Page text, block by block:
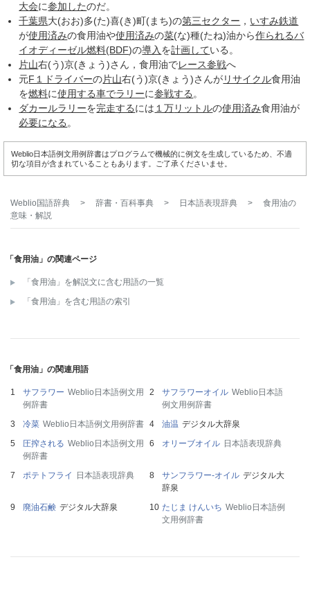
大会に参加したのだ。
千葉県大(おお)多(た)喜(き)町(まち)の第三セクター ， いすみ鉄道
が使用済みの食用油や使用済みの菜(な)種(たね)油から作られるバ
イオディーゼル燃料(BDF)の導入 を計画している。
片山右(う)京(きょう)さん，食用油でレース参戦へ
元F１ドライバーの片山右(う)京(きょう)さんがリサイクル食用油
を燃料に使用する車でラリーに参戦する 。
ダカールラリーを完走するには １万リットルの使用済み食用油が
必要になる 。
Weblio日本語例文用例辞書はプログラムで機械的に例文を生成しているため、不適
切な項目が含まれていることもあります。ご了承くださいませ。
Weblio国語辞典 > 辞書・百科事典 > 日本語表現辞典 > 食用油の
意味・解説
「食用油」の関連ページ
「食用油」を解説文に含む用語の一覧
「食用油」を含む用語の索引
「食用油」の関連用語
サフラワー Weblio日本語例文用
例辞書
サフラワーオイル Weblio日本語
例文用例辞書
冷菜 Weblio日本語例文用例辞書 油温 デジタル大辞泉
圧搾される Weblio日本語例文用
例辞書
オリーブオイル 日本語表現辞典
ポテトフライ 日本語表現辞典 サンフラワー‐オイル デジタル大
辞泉
廃油石鹸 デジタル大辞泉 たじま けんいち Weblio日本語例
文用例辞書